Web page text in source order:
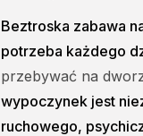
Beztroska zabawa
potrzeba każdego
przebywać na
wypoczynek jest
ruchowego,